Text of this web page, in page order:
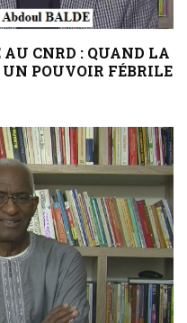
CNRD : QUAND LA
POUVOIR FÉBRILE